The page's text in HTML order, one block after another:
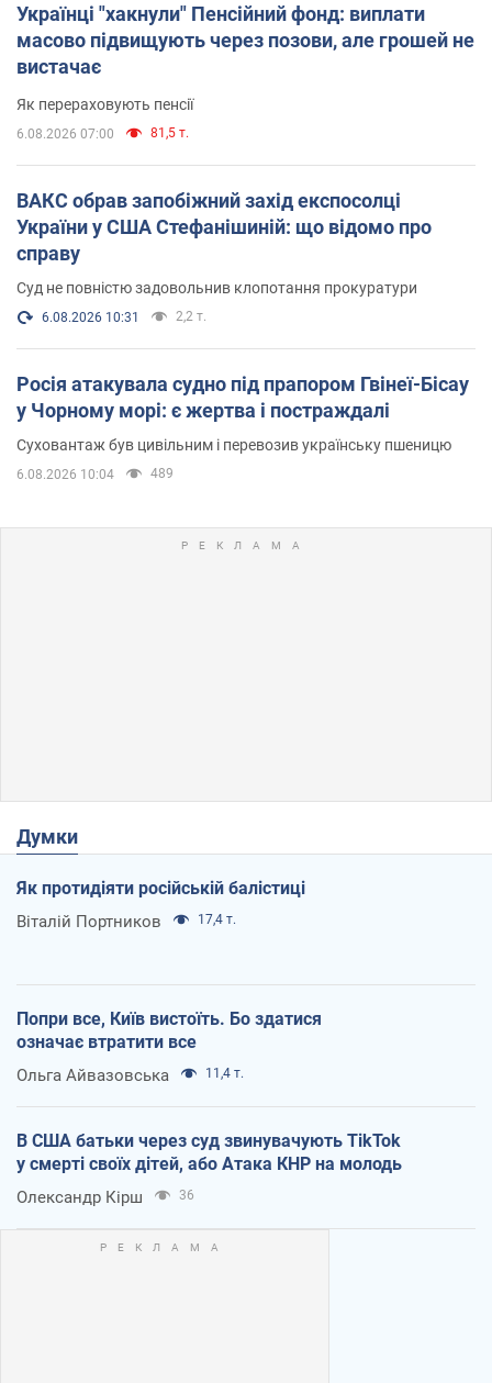
Українці "хакнули" Пенсійний фонд: виплати
масово підвищують через позови, але грошей не
вистачає
Як перераховують пенсії
6.08.2026 07:00 81,5 т.
ВАКС обрав запобіжний захід експосолці
України у США Стефанішиній: що відомо про
справу
Суд не повністю задовольнив клопотання прокуратури
6.08.2026 10:31 2,2 т.
Росія атакувала судно під прапором Гвінеї-Бісау
у Чорному морі: є жертва і постраждалі
Суховантаж був цивільним і перевозив українську пшеницю
6.08.2026 10:04 489
Думки
Як протидіяти російській балістиці
Віталій Портников 17,4 т.
Попри все, Київ вистоїть. Бо здатися
означає втратити все
Ольга Айвазовська 11,4 т.
В США батьки через суд звинувачують TikTok
у смерті своїх дітей, або Атака КНР на молодь
Олександр Кірш 36